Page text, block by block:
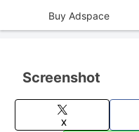
Buy Adspace
Screenshot
X